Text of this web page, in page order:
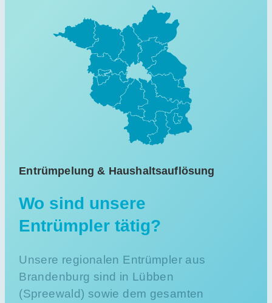
Entrümpelung & Haushaltsauflösung
Wo sind unsere
Entrümpler tätig?
Unsere regionalen Entrümpler aus
Brandenburg sind in Lübben
(Spreewald) sowie dem gesamten